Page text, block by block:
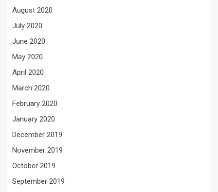
August 2020
July 2020
June 2020
May 2020
April 2020
March 2020
February 2020
January 2020
December 2019
November 2019
October 2019
September 2019